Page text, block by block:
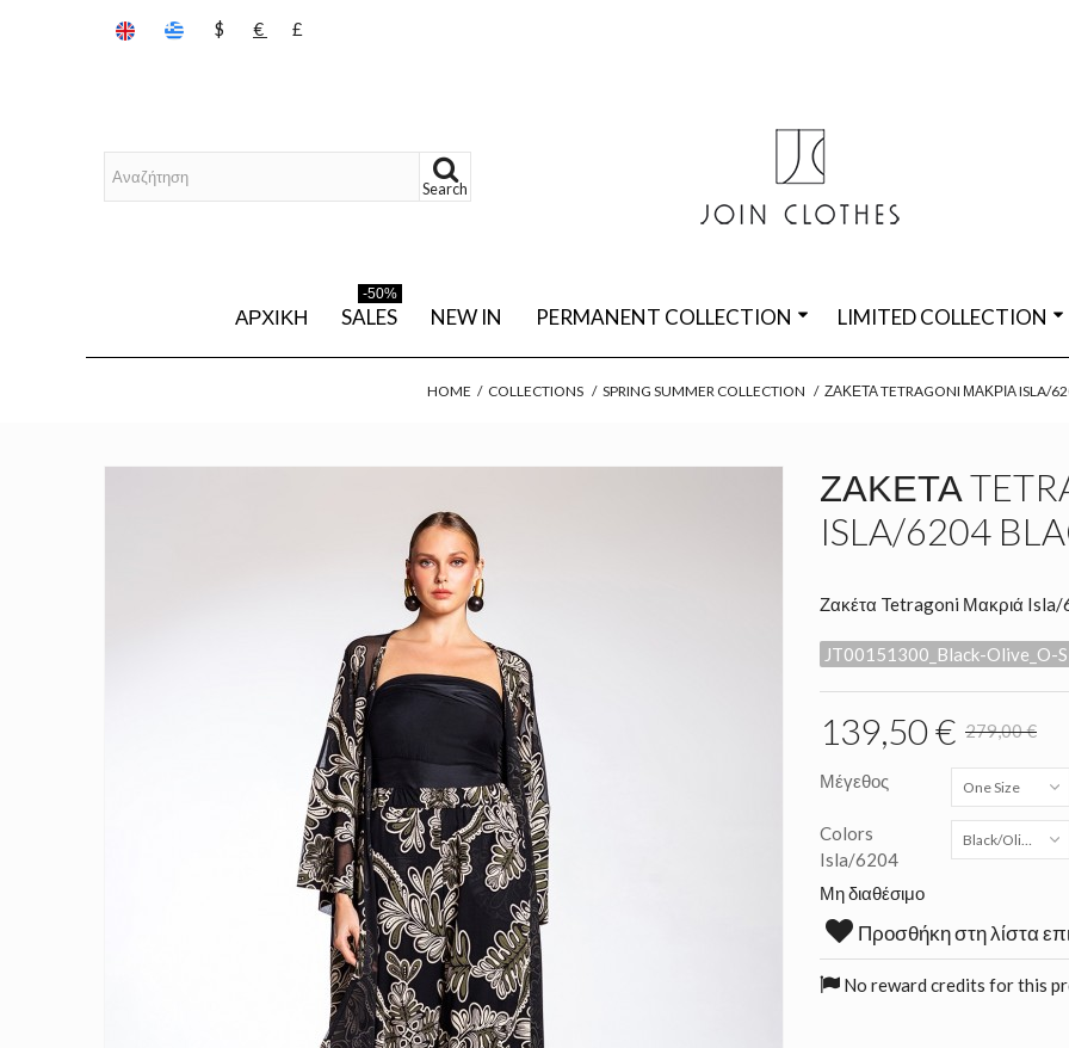
$ € £
Search
ΑΡΧΙΚΉ SALES
-50%
NEW IN PERMANENT COLLECTION LIMITED COLLECTION
HOME / COLLECTIONS / SPRING SUMMER COLLECTION / ΖΑΚΈΤΑ TETRAGONI ΜΑΚΡΙΆ ISLA/
ΖΑΚΈΤΑ
ISLA/6204
Ζακέτα Tetragoni Μακριά
JT00151300_Black-Olive_O-S
139,50 € 279,00 €
Μέγεθος One Size
Colors
Isla/6204
Black/Olive
Μη διαθέσιμο
Προσθήκη στη λίστα
No reward credits for this